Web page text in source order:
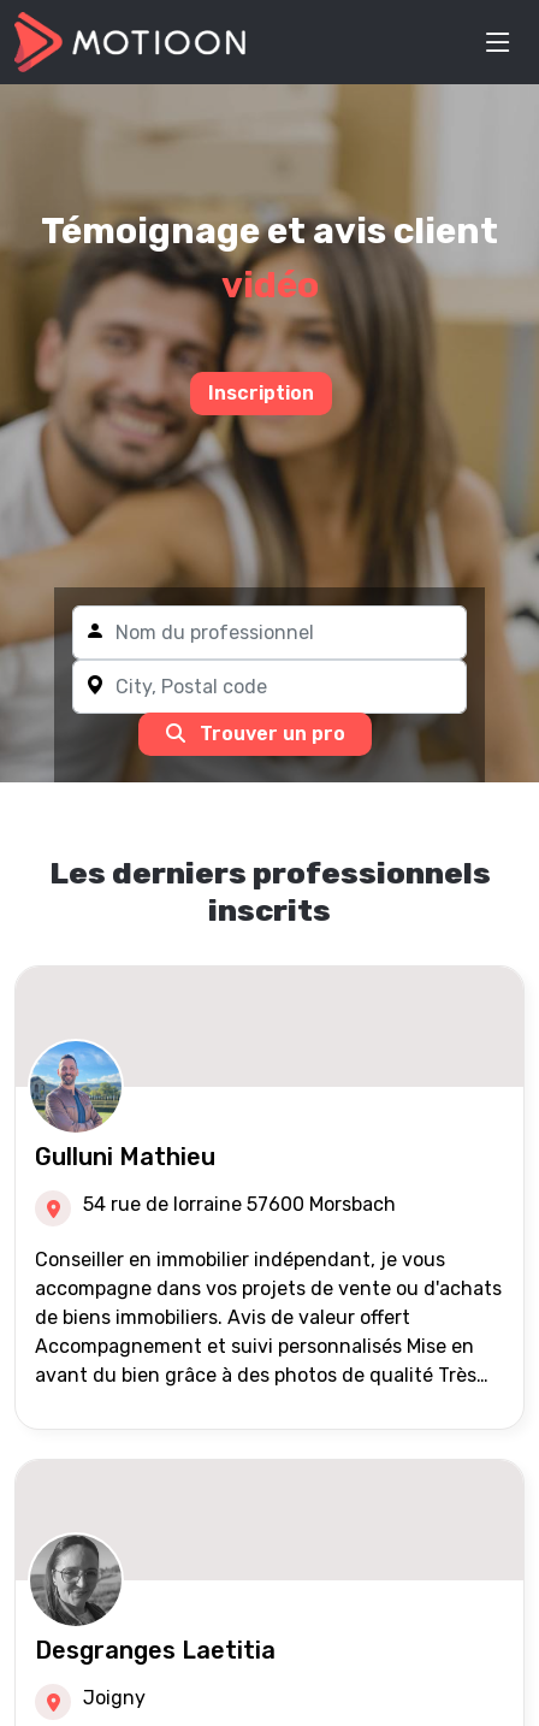
Témoignage et avis client
vidéo
Inscription
Trouver un pro
Les derniers professionnels
inscrits
Gulluni Mathieu
54 rue de lorraine 57600 Morsbach
Conseiller en immobilier indépendant, je vous
accompagne dans vos projets de vente ou d'achats
de biens immobiliers. Avis de valeur offert
Accompagnement et suivi personnalisés Mise en
avant du bien grâce à des photos de qualité Très
international) Validation du financement des
acquéreurs auprès de partenaires financiers
réseau Iad France et Iad Deutschland Inter agence
Desgranges Laetitia
Joigny